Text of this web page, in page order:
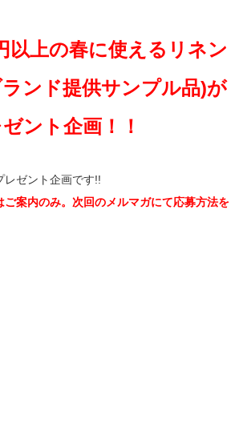
上の春に使えるリネン
ンド提供サンプル品)が
ント企画！！
レゼント企画です!!
ご案内のみ。次回のメルマガにて応募方法を